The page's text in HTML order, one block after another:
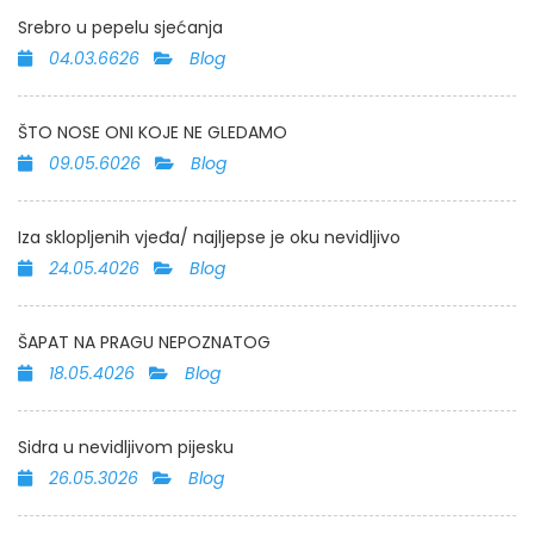
Srebro u pepelu sjećanja
04.03.6626
Blog
ŠTO NOSE ONI KOJE NE GLEDAMO
09.05.6026
Blog
Iza sklopljenih vjeđa/ najljepse je oku nevidljivo
24.05.4026
Blog
ŠAPAT NA PRAGU NEPOZNATOG
18.05.4026
Blog
Sidra u nevidljivom pijesku
26.05.3026
Blog